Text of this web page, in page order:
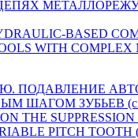
BASED
WITH COMPLEX
А. Ю. ПОДАВЛЕНИЕ
ШАГОМ ЗУБЬЕВ (c.
ON THE
PITCH TOOTH